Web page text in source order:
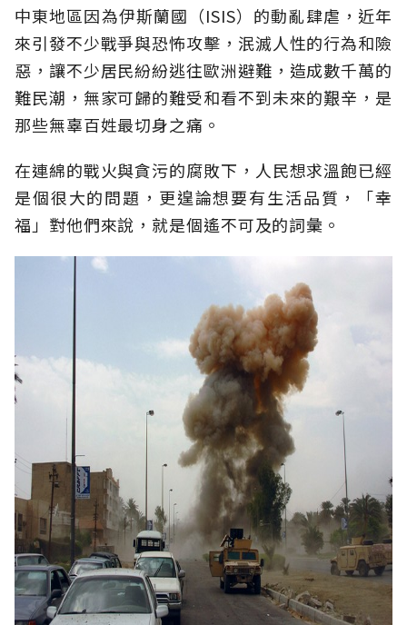
中東地區因為伊斯蘭國（ISIS）的動亂肆虐，近年
來引發不少戰爭與恐怖攻擊，泯滅人性的行為和險
惡，讓不少居民紛紛逃往歐洲避難，造成數千萬的
難民潮，無家可歸的難受和看不到未來的艱辛，是
那些無辜百姓最切身之痛。
在連綿的戰火與貪污的腐敗下，人民想求溫飽已經
是個很大的問題，更遑論想要有生活品質，「幸
福」對他們來說，就是個遙不可及的詞彙。